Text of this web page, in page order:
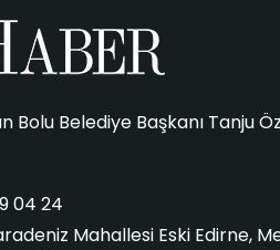
Belediye Başkanı Tanju
04 24
Mahallesi Eski Edirne,